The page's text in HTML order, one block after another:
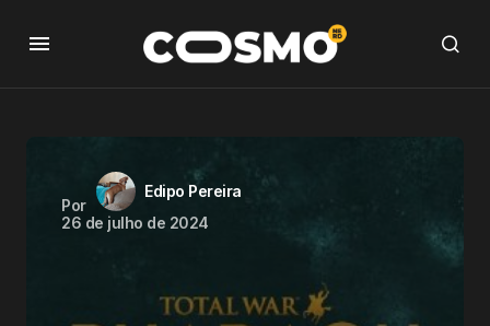
Por
Edipo Pereira
26 de julho de 2024